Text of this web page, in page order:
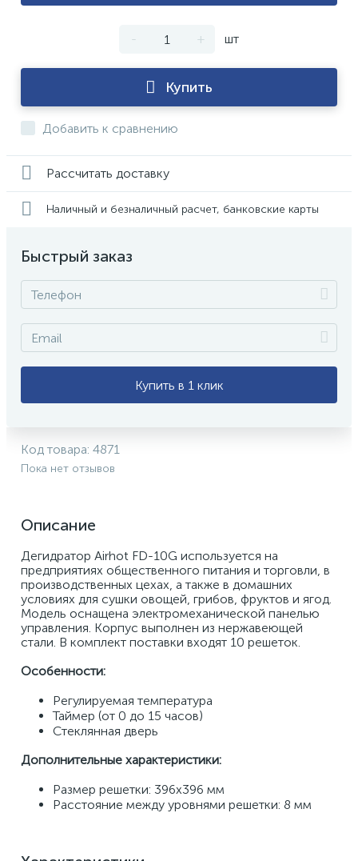
- + шт
Купить
Добавить к сравнению
Рассчитать доставку
Наличный и безналичный расчет, банковские карты
Быстрый заказ
Купить в 1 клик
Код товара: 4871
Пока нет отзывов
Описание
Дегидратор Airhot FD-10G используется на
предприятиях общественного питания и торговли, в
производственных цехах, а также в домашних
условиях для сушки овощей, грибов, фруктов и ягод.
Модель оснащена электромеханической панелью
управления. Корпус выполнен из нержавеющей
стали. В комплект поставки входят 10 решеток.
Особенности:
Регулируемая температура
Таймер (от 0 до 15 часов)
Стеклянная дверь
Дополнительные характеристики:
Размер решетки: 396х396 мм
Расстояние между уровнями решетки: 8 мм